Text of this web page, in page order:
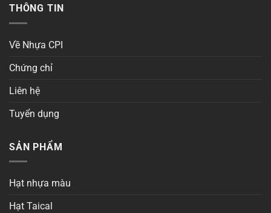
THÔNG TIN
Về Nhựa CPI
Chứng chỉ
Liên hệ
Tuyển dụng
SẢN PHẨM
Hạt nhựa màu
Hạt Taical